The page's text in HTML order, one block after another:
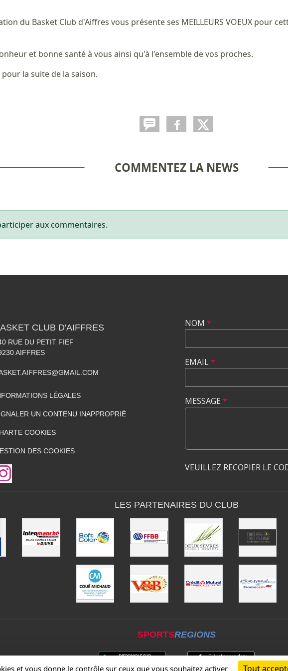
du Basket Club d'Aiffres vous présente ses MEILLEURS VOEUX pour
et bonne santé à vous ainsi qu'à l'ensemble de vos proches.
la suite de la saison.
COMMENTEZ LA NEWS
aux commentaires.
CLUB D'AIFFRES
RUE DU PETIT FIEF
AIFFRES
LÉGALES
UN CONTENU INAPPROPRIÉ
COOKIES
DES COOKIES
NOM *
EMAIL*
MESSAGE *
VEUILLEZ RECOPIER LE
LES PARTENAIRES DU CLUB
SPORTSREGIONS
et vous donne le contrôle sur ceux que vous souhaitez activer Tout